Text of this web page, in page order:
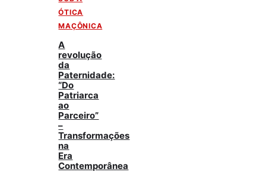
ÓTICA
MAÇÔNICA
A
revolução
da
Paternidade:
“Do
Patriarca
ao
Parceiro”
–
Transformações
na
Era
Contemporânea